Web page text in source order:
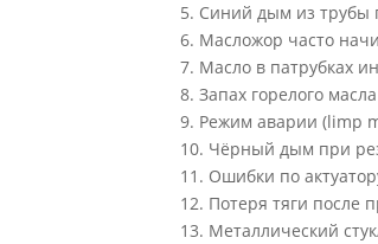
5. Синий дым из трубы
6. Масложор часто
7. Масло в патрубках
8. Запах горелого
9. Режим аварии (limp
10. Чёрный дым при
11. Ошибки по
12. Потеря тяги после
13. Металлический